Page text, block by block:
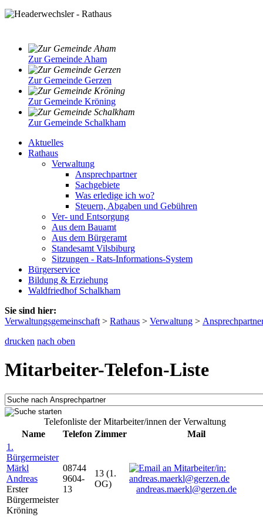
Zur Gemeinde Aham
Zur Gemeinde Gerzen
Zur Gemeinde Kröning
Zur Gemeinde Schalkham
Aktuelles
Rathaus
Verwaltung
Ansprechpartner
Sachgebiete
Was erledige ich wo?
Steuern, Abgaben und Gebühren
Ver- und Entsorgung
Aus dem Bauamt
Aus dem Bürgeramt
Standesamt Vilsbiburg
Sitzungen - Rats-Informations-System
Bürgerservice
Bildung & Erziehung
Waldfriedhof Schalkham
Sie sind hier:
Verwaltungsgemeinschaft > Rathaus > Verwaltung >
drucken nach oben
Mitarbeiter-Telefon-Liste
Telefonliste der Mitarbeiter/innen der Verwaltung
Name
Telefon Zimmer
Mail
1.
Bürgermeister
Märkl
Andreas
Erster
Bürgermeister
Kröning
08744
9604-
13
13 (1.
OG)
andreas.maerkl@gerzen.de